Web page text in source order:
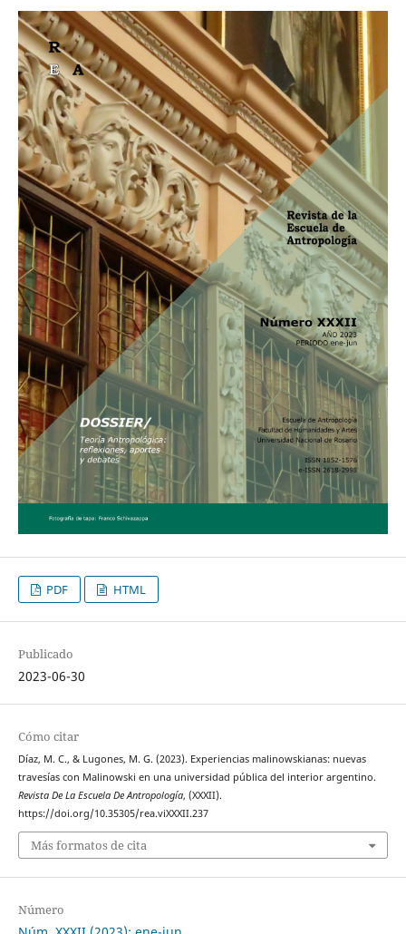
PDF HTML
Publicado
2023-06-30
Cómo citar
Díaz, M. C., & Lugones, M. G. (2023). Experiencias malinowskianas: nuevas
travesías con Malinowski en una universidad pública del interior argentino.
Revista De La Escuela De Antropología, (XXXII).
https://doi.org/10.35305/rea.viXXXII.237
Más formatos de cita
Número